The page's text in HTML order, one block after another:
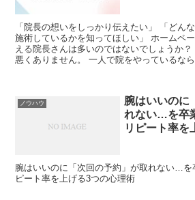
「院長の想いをしっかり伝えたい」 「どん
施術しているかを知ってほしい」 ホームペ
える院長さんは多いのではないでしょうか？
悪くありません。 一人で院をやっているなら
ノウハウ
腕はいいのに
れない…を卒
リピート率を
腕はいいのに「次回の予約」が取れない…を
ピート率を上げる3つの心理術